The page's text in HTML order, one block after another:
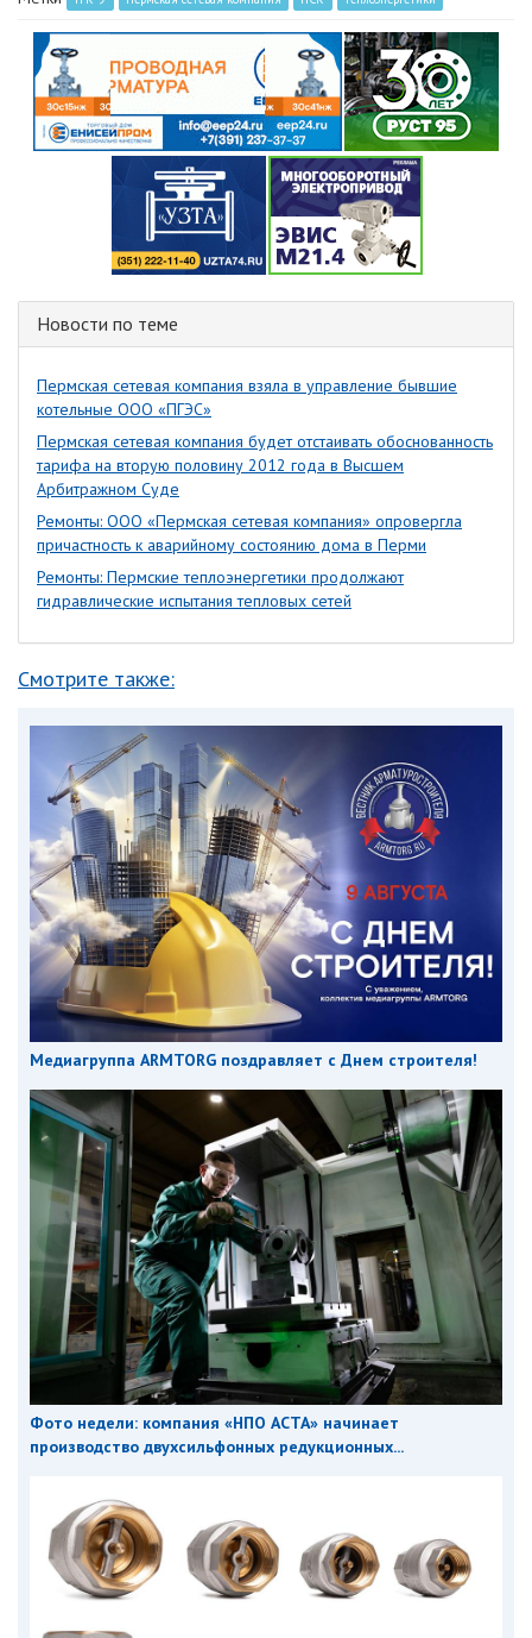
Новости по теме
Пермская сетевая компания взяла в управление бывшие
котельные ООО «ПГЭС»
Пермская сетевая компания будет отстаивать обоснованность
тарифа на вторую половину 2012 года в Высшем
Арбитражном Суде
Ремонты: ООО «Пермская сетевая компания» опровергла
причастность к аварийному состоянию дома в Перми
Ремонты: Пермские теплоэнергетики продолжают
гидравлические испытания тепловых сетей
Смотрите также:
Медиагруппа ARMTORG поздравляет с Днем строителя!
Фото недели: компания «НПО АСТА» начинает
производство двухсильфонных редукционных...